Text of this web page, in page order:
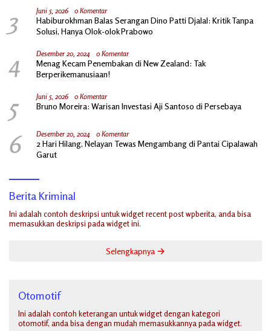
3 Juni 5, 2026 0 Komentar
Habiburokhman Balas Serangan Dino Patti Djalal: Kritik Tanpa
Solusi, Hanya Olok-olok Prabowo
4 Desember 20, 2024 0 Komentar
Menag Kecam Penembakan di New Zealand: Tak
Berperikemanusiaan!
5 Juni 5, 2026 0 Komentar
Bruno Moreira: Warisan Investasi Aji Santoso di Persebaya
6 Desember 20, 2024 0 Komentar
2 Hari Hilang, Nelayan Tewas Mengambang di Pantai Cipalawah
Garut
Berita Kriminal
Ini adalah contoh deskripsi untuk widget recent post wpberita, anda bisa
memasukkan deskripsi pada widget ini.
Selengkapnya
Otomotif
Ini adalah contoh keterangan untuk widget dengan kategori
otomotif, anda bisa dengan mudah memasukkannya pada widget.